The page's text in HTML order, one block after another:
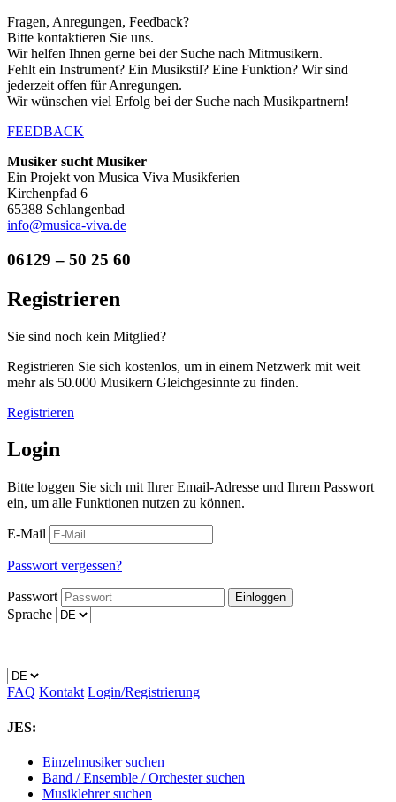
Fragen, Anregungen, Feedback?
Bitte kontaktieren Sie uns.
Wir helfen Ihnen gerne bei der Suche nach Mitmusikern.
Fehlt ein Instrument? Ein Musikstil? Eine Funktion? Wir sind
jederzeit offen für Anregungen.
Wir wünschen viel Erfolg bei der Suche nach Musikpartnern!
FEEDBACK
Musiker sucht Musiker
Ein Projekt von Musica Viva Musikferien
Kirchenpfad 6
65388 Schlangenbad
info@musica-viva.de
06129 – 50 25 60
Registrieren
Sie sind noch kein Mitglied?
Registrieren Sie sich kostenlos, um in einem Netzwerk mit weit
mehr als 50.000 Musikern Gleichgesinnte zu finden.
Registrieren
Login
Bitte loggen Sie sich mit Ihrer Email-Adresse und Ihrem Passwort
ein, um alle Funktionen nutzen zu können.
E-Mail
Passwort vergessen?
Passwort
Sprache
FAQ Kontakt Login/Registrierung
JES:
Einzelmusiker suchen
Band / Ensemble / Orchester suchen
Musiklehrersuchen